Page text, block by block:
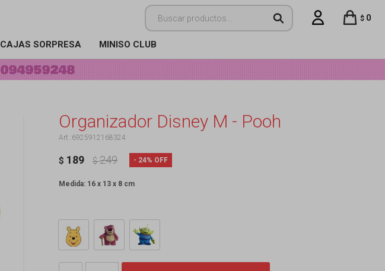
CAJAS SORPRESA MINISO CLUB
$ 0
Organizador Disney M - Pooh
6925912168324
$ 189 $ 249 24
Medida: 16 x 13 x 8 cm